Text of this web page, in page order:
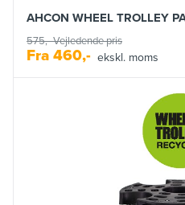
AHCON WHEEL TROLLEY
575,-Vejledende pris
Fra 460,- ekskl. moms